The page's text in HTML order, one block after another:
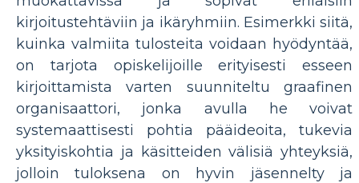
kirjoitustehtäviin ja ikäryhmiin. Esimerkki siitä,
kuinka valmiita tulosteita voidaan hyödyntää,
on tarjota opiskelijoille erityisesti esseen
kirjoittamista varten suunniteltu graafinen
organisaattori, jonka avulla he voivat
systemaattisesti pohtia pääideoita, tukevia
yksityiskohtia ja käsitteiden välisiä yhteyksiä,
jolloin tuloksena on hyvin jäsennelty ja